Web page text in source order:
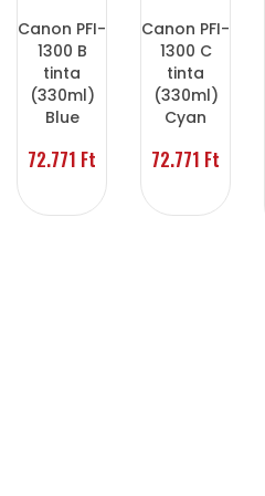
Canon PFI-
1300 B
tinta
(330ml)
Blue
72.771 Ft
Canon PFI-
1300 C
tinta
(330ml)
Cyan
72.771 Ft